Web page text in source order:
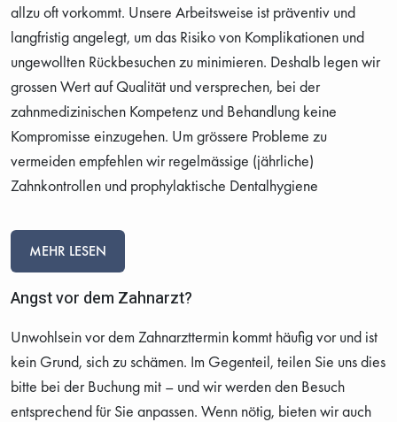
allzu oft vorkommt. Unsere Arbeitsweise ist präventiv und
langfristig angelegt, um das Risiko von Komplikationen und
ungewollten Rückbesuchen zu minimieren. Deshalb legen wir
grossen Wert auf Qualität und versprechen, bei der
zahnmedizinischen Kompetenz und Behandlung keine
Kompromisse einzugehen. Um grössere Probleme zu
vermeiden empfehlen wir regelmässige (jährliche)
Zahnkontrollen und prophylaktische Dentalhygiene
MEHR LESEN
Angst vor dem Zahnarzt?
Unwohlsein vor dem Zahnarzttermin kommt häufig vor und ist
kein Grund, sich zu schämen. Im Gegenteil, teilen Sie uns dies
bitte bei der Buchung mit – und wir werden den Besuch
entsprechend für Sie anpassen. Wenn nötig, bieten wir auch